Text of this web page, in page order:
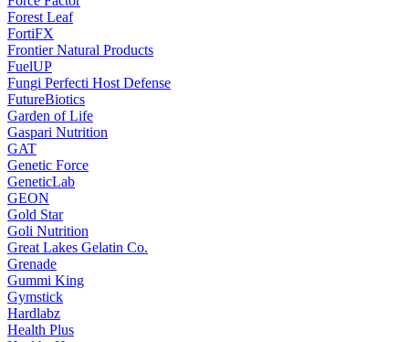
Forest Leaf
FortiFX
Frontier Natural Products
FuelUP
Fungi Perfecti Host Defense
FutureBiotics
Garden of Life
Gaspari Nutrition
GAT
Genetic Force
GeneticLab
GEON
Gold Star
Goli Nutrition
Great Lakes Gelatin Co.
Grenade
Gummi King
Gymstick
Hardlabz
Health Plus